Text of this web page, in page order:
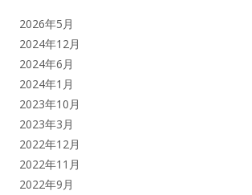
2026年5月
2024年12月
2024年6月
2024年1月
2023年10月
2023年3月
2022年12月
2022年11月
2022年9月